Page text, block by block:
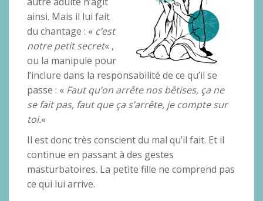
ainsi. Mais il lui fait
du chantage : « c’est
notre petit secret« ,
ou la manipule pour
l’inclure dans la responsabilité de ce qu’il se
passe : « Faut qu’on arrête nos bêtises, ça ne
se fait pas, faut que ça s’arrête, je compte sur
toi.«
Il est donc très conscient du mal qu’il fait. Et il
continue en passant à des gestes
masturbatoires. La petite fille ne comprend pas
ce qui lui arrive.